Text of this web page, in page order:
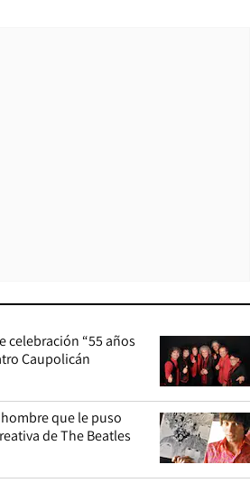
celebración “55 años
Caupolicán
que le puso
de The Beatles